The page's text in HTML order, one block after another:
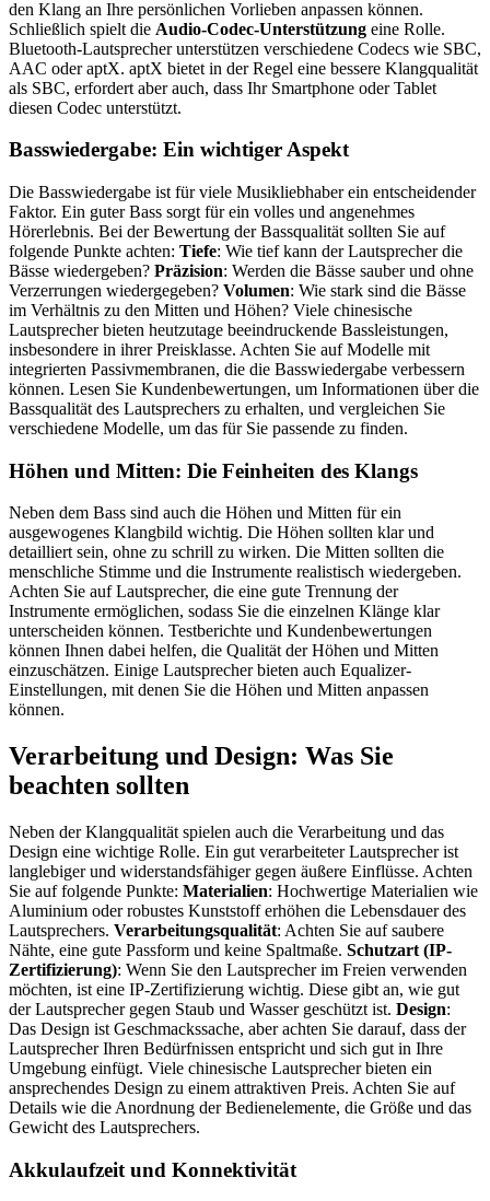
den Klang an Ihre persönlichen Vorlieben anpassen können.
Schließlich spielt die Audio-Codec-Unterstützung eine Rolle.
Bluetooth-Lautsprecher unterstützen verschiedene Codecs wie SBC,
AAC oder aptX. aptX bietet in der Regel eine bessere Klangqualität
als SBC, erfordert aber auch, dass Ihr Smartphone oder Tablet
diesen Codec unterstützt.
Basswiedergabe: Ein wichtiger Aspekt
Die Basswiedergabe ist für viele Musikliebhaber ein entscheidender
Faktor. Ein guter Bass sorgt für ein volles und angenehmes
Hörerlebnis. Bei der Bewertung der Bassqualität sollten Sie auf
folgende Punkte achten: Tiefe: Wie tief kann der Lautsprecher die
Bässe wiedergeben? Präzision: Werden die Bässe sauber und ohne
Verzerrungen wiedergegeben? Volumen: Wie stark sind die Bässe
im Verhältnis zu den Mitten und Höhen? Viele chinesische
Lautsprecher bieten heutzutage beeindruckende Bassleistungen,
insbesondere in ihrer Preisklasse. Achten Sie auf Modelle mit
integrierten Passivmembranen, die die Basswiedergabe verbessern
können. Lesen Sie Kundenbewertungen, um Informationen über die
Bassqualität des Lautsprechers zu erhalten, und vergleichen Sie
verschiedene Modelle, um das für Sie passende zu finden.
Höhen und Mitten: Die Feinheiten des Klangs
Neben dem Bass sind auch die Höhen und Mitten für ein
ausgewogenes Klangbild wichtig. Die Höhen sollten klar und
detailliert sein, ohne zu schrill zu wirken. Die Mitten sollten die
menschliche Stimme und die Instrumente realistisch wiedergeben.
Achten Sie auf Lautsprecher, die eine gute Trennung der
Instrumente ermöglichen, sodass Sie die einzelnen Klänge klar
unterscheiden können. Testberichte und Kundenbewertungen
können Ihnen dabei helfen, die Qualität der Höhen und Mitten
einzuschätzen. Einige Lautsprecher bieten auch Equalizer-
Einstellungen, mit denen Sie die Höhen und Mitten anpassen
können.
Verarbeitung und Design: Was Sie
beachten sollten
Neben der Klangqualität spielen auch die Verarbeitung und das
Design eine wichtige Rolle. Ein gut verarbeiteter Lautsprecher ist
langlebiger und widerstandsfähiger gegen äußere Einflüsse. Achten
Sie auf folgende Punkte: Materialien: Hochwertige Materialien wie
Aluminium oder robustes Kunststoff erhöhen die Lebensdauer des
Lautsprechers. Verarbeitungsqualität: Achten Sie auf saubere
Nähte, eine gute Passform und keine Spaltmaße. Schutzart (IP-
Zertifizierung): Wenn Sie den Lautsprecher im Freien verwenden
möchten, ist eine IP-Zertifizierung wichtig. Diese gibt an, wie gut
der Lautsprecher gegen Staub und Wasser geschützt ist. Design:
Das Design ist Geschmackssache, aber achten Sie darauf, dass der
Lautsprecher Ihren Bedürfnissen entspricht und sich gut in Ihre
Umgebung einfügt. Viele chinesische Lautsprecher bieten ein
ansprechendes Design zu einem attraktiven Preis. Achten Sie auf
Details wie die Anordnung der Bedienelemente, die Größe und das
Gewicht des Lautsprechers.
Akkulaufzeit und Konnektivität